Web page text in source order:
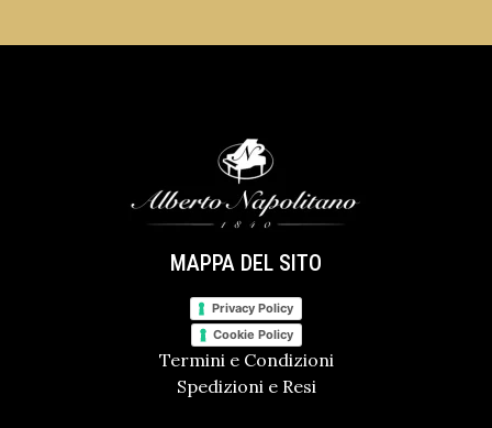
MAPPA DEL SITO
Privacy Policy
Cookie Policy
Termini e Condizioni
Spedizioni e Resi